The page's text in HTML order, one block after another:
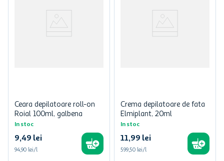
Ceara depilatoare roll-on
Roial 100ml, galbena
In stoc
9,49 lei
94,90 lei/l
Crema depilatoare de fata
Elmiplant, 20ml
In stoc
11,99 lei
599,50 lei/l